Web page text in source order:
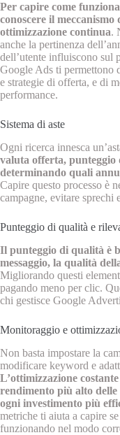
Per capire come
conoscere il
ottimizzazione continua.
anche la pertinenza
dell’utente influiscono sul
Google Ads ti permettono
e strategie di offerta, e di
performance.
Sistema di aste
Ogni ricerca innesca
valuta offerta, punteggio
determinando quali
Capire questo processo è
campagne, evitare sprechi
Punteggio di qualità e
Il punteggio di qualità è
messaggio, la qualità
Migliorando questi
pagando meno per clic.
chi gestisce Google
Monitoraggio e
Non basta impostare la
modificare keyword e
L’ottimizzazione
rendimento più alto delle
ogni investimento più
metriche ti aiuta a capire
funzionando nel modo